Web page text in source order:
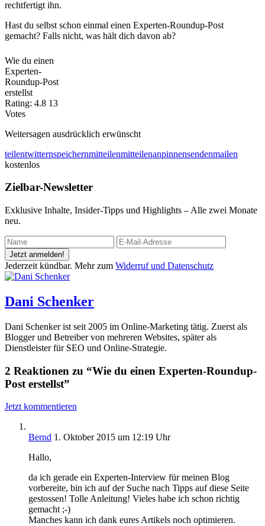
rechtfertigt ihn.
Hast du selbst schon einmal einen Experten-Roundup-Post
gemacht? Falls nicht, was hält dich davon ab?
Wie du einen
Experten-
Roundup-Post
erstellst
Rating: 4.8 13
Votes
Weitersagen ausdrücklich erwünscht
teilentwitternspeichernmitteilenmitteilenanpinnensendenmailen
kostenlos
Zielbar-Newsletter
Exklusive Inhalte, Insider-Tipps und Highlights – Alle zwei Monate
neu.
Jetzt anmelden!
Jederzeit kündbar. Mehr zum Widerruf und Datenschutz
Dani Schenker
Dani Schenker ist seit 2005 im Online-Marketing tätig. Zuerst als
Blogger und Betreiber von mehreren Websites, später als
Dienstleister für SEO und Online-Strategie.
2 Reaktionen zu “Wie du einen Experten-Roundup-
Post erstellst”
Jetzt kommentieren
Bernd 1. Oktober 2015 um 12:19 Uhr
Hallo,
da ich gerade ein Experten-Interview für meinen Blog
vorbereite, bin ich auf der Suche nach Tipps auf diese Seite
gestossen! Tolle Anleitung! Vieles habe ich schon richtig
gemacht ;-)
Manches kann ich dank eures Artikels noch optimieren.